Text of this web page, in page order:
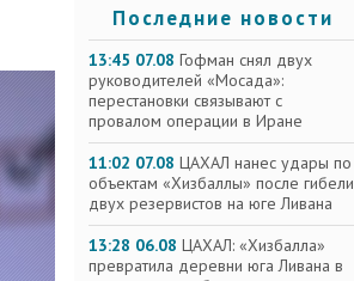
Последние новости
13:45 07.08 Гофман снял двух
руководителей «Мосада»:
перестановки связывают с
провалом операции в Иране
11:02 07.08 ЦАХАЛ нанес удары по
объектам «Хизбаллы» после гибели
двух резервистов на юге Ливана
13:28 06.08 ЦАХАЛ: «Хизбалла»
превратила деревни юга Ливана в